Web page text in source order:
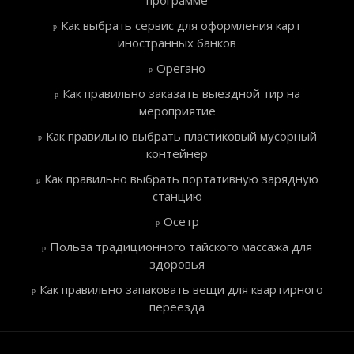
Как выбрать сервис для оформления карт
иностранных банков
Орегано
Как правильно заказать выездной тир на
мероприятие
Как правильно выбрать пластиковый мусорный
контейнер
Как правильно выбрать портативную зарядную
станцию
Осетр
Польза традиционного тайского массажа для
здоровья
Как правильно запаковать вещи для квартирного
переезда